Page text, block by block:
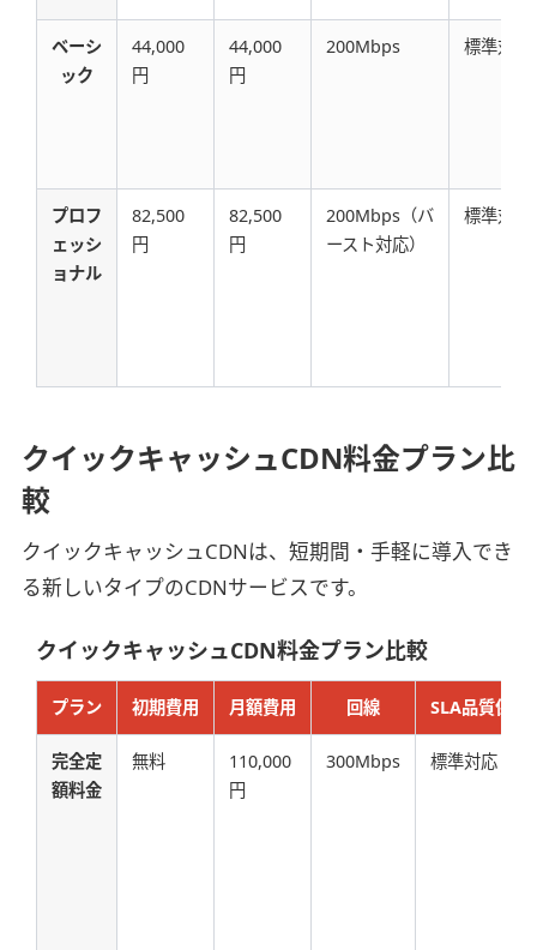
ベーシ
ック
44,000
円
44,000
円
200Mbps 標準対応
プロフ
ェッシ
ョナル
82,500
円
82,500
円
200Mbps（バ
ースト対応）
標準対応
クイックキャッシュCDN料金プラン比
較
クイックキャッシュCDNは、短期間・手軽に導入でき
る新しいタイプのCDNサービスです。
クイックキャッシュCDN料金プラン比較
プラン 初期費用 月額費用 回線 SLA品質保証
完全定
額料金
無料
110,000
円
300Mbps 標準対応